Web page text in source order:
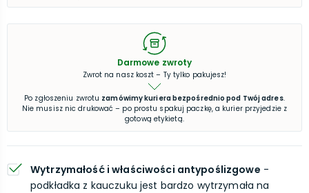
Darmowe zwroty
Zwrot na nasz koszt – Ty tylko pakujesz!
Po zgłoszeniu zwrotu zamówimy kuriera bezpośrednio pod Twój adres.
Nie musisz nic drukować – po prostu spakuj paczkę, a kurier przyjedzie z
gotową etykietą.
Wytrzymałość i właściwości antypoślizgowe -
podkładka z kauczuku jest bardzo wytrzymała na